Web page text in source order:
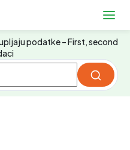
podatke – First, second